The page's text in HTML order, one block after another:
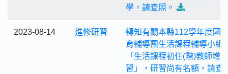
學，請查照。
2023-08-14 進修研習
轉知有關本縣112學年度國
育輔導團生活課程輔導小組
「生活課程初任(階)教師增
習」，研習尚有名額，請查